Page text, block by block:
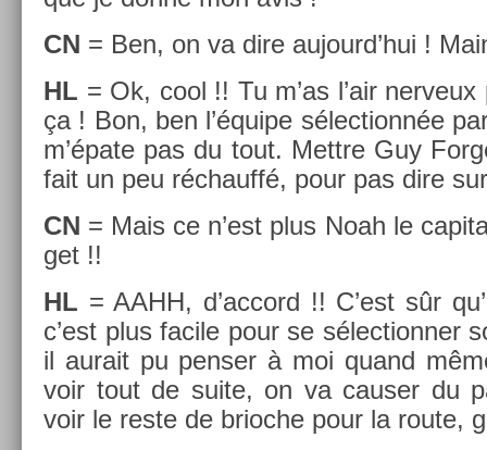
CN = Ben, on va dire aujourd’hui !
HL = Ok, cool !! Tu m’as l’air
ça ! Bon, ben l’équipe sélec­tionnée
m’épate pas du tout. Mettre Guy
fait un peu réchauffé, pour pas dire
CN = Mais ce n’est plus Noah le
get !!
HL = AAHH, d’ac­cord !! C’est sûr
c’est plus facile pour se sélec­tionn­er
il aurait pu pens­er à moi quand
voir tout de suite, on va caus­er du
voir le reste de brioc­he pour la route,